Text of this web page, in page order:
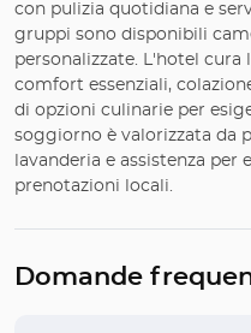
con pulizia quotidiana e
gruppi sono disponibili
personalizzate. L'hotel
comfort essenziali,
di opzioni culinarie per
soggiorno è valorizzata da
lavanderia e assistenza
prenotazioni locali.
Domande